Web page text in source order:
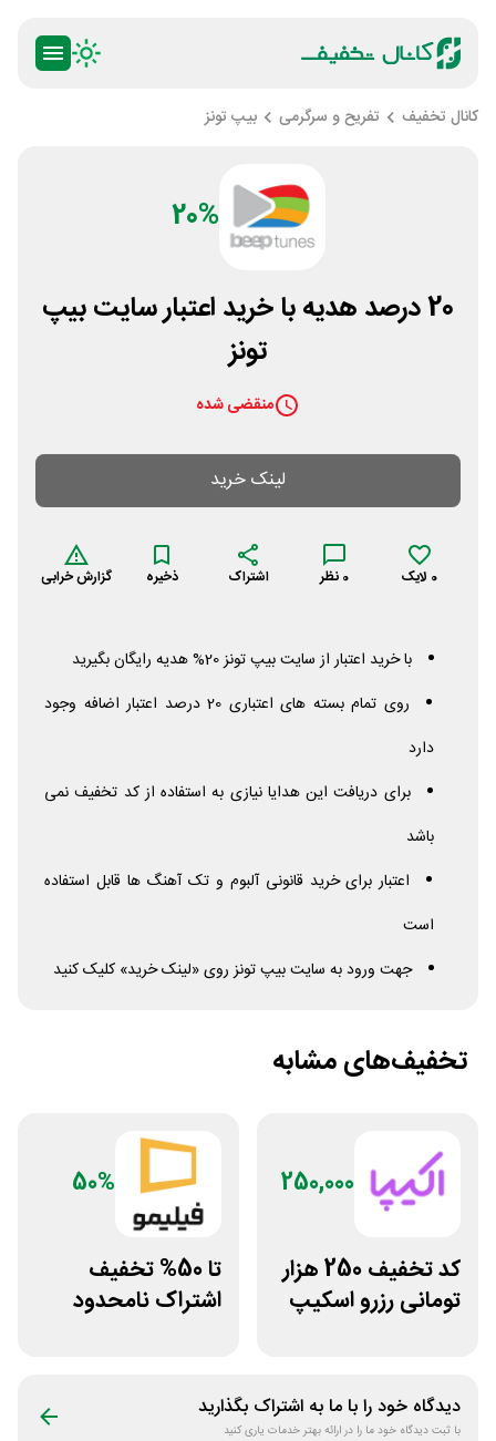
کانال تخفیف تفریح و سرگرمی بیپ تونز
20%
20 درصد هدیه با خرید اعتبار سایت بیپ
تونز
منقضی شده
لینک خرید
0 لایک 0 نظر اشتراک ذخیره گزارش خرابی
با خرید اعتبار از سایت بیپ تونز 20% هدیه رایگان بگیرید
روی تمام بسته های اعتباری 20 درصد اعتبار اضافه وجود
دارد
برای دریافت این هدایا نیازی به استفاده از کد تخفیف نمی
باشد
اعتبار برای خرید قانونی آلبوم و تک آهنگ ها قابل استفاده
است
جهت ورود به سایت بیپ تونز روی «لینک خرید» کلیک کنید
تخفیف‌های مشابه
250,000
کد تخفیف 250 هزار
تومانی رزرو اسکیپ
50%
تا 50% تخفیف
اشتراک نامحدود
دیدگاه خود را با ما به اشتراک بگذارید
با ثبت دیدگاه خود ما را در ارائه بهتر خدمات یاری کنید